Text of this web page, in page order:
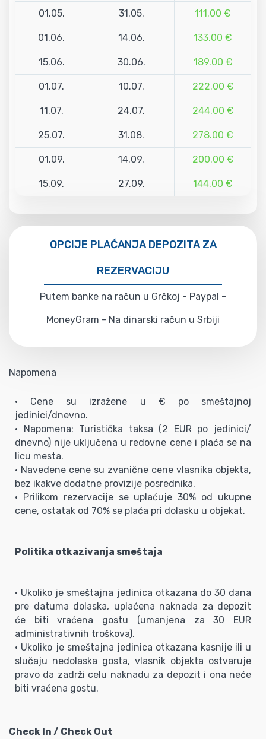
01.05. 31.05. 111.00 €
01.06. 14.06. 133.00 €
15.06. 30.06. 189.00 €
01.07. 10.07. 222.00 €
11.07. 24.07. 244.00 €
25.07. 31.08. 278.00 €
01.09. 14.09. 200.00 €
15.09. 27.09. 144.00 €
OPCIJE PLAĆANJA DEPOZITA ZA
REZERVACIJU
Putem banke na račun u Grčkoj - Paypal -
MoneyGram - Na dinarski račun u Srbiji
Napomena
• Cene su izražene u € po smeštajnoj
jedinici/dnevno.
• Napomena: Turistička taksa (2 EUR po jedinici/
dnevno) nije uključena u redovne cene i plaća se na
licu mesta.
• Navedene cene su zvanične cene vlasnika objekta,
bez ikakve dodatne provizije posrednika.
• Prilikom rezervacije se uplaćuje 30% od ukupne
cene, ostatak od 70% se plaća pri dolasku u objekat.
Politika otkazivanja smeštaja
• Ukoliko je smeštajna jedinica otkazana do 30 dana
pre datuma dolaska, uplaćena naknada za depozit
će biti vraćena gostu (umanjena za 30 EUR
administrativnih troškova).
• Ukoliko je smeštajna jedinica otkazana kasnije ili u
slučaju nedolaska gosta, vlasnik objekta ostvaruje
pravo da zadrži celu naknadu za depozit i ona neće
biti vraćena gostu.
Check In / Check Out